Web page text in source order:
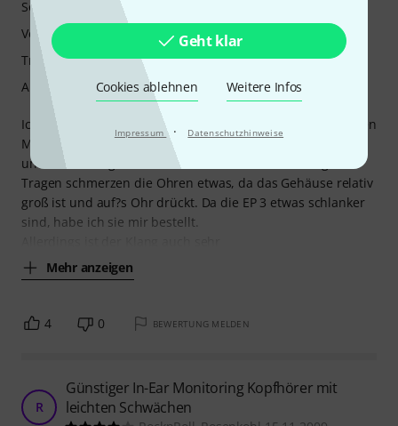
Geht klar
Cookies ablehnen Weitere Infos
Impressum · Datenschutzhinweise
Was Sie außerdem wissen sollten:
Die Klangqualität wird oft als mangelhaft in Bass, Höhen und
allgemeiner Klarheit beschrieben.
Das Kabel und die allgemeine Verarbeitungsqualität sind nicht
sehr langlebig; es gibt zahlreiche Berichte über Defekte bereits
nach kurzer Nutzungsdauer.
Ist diese Zusammenfassung hilfreich?
Markieren Sie diese
Markieren Sie diese
85 Rezensionen
FB
Frank B. 16.10.2017
Verarbeitung
Tragekomfort